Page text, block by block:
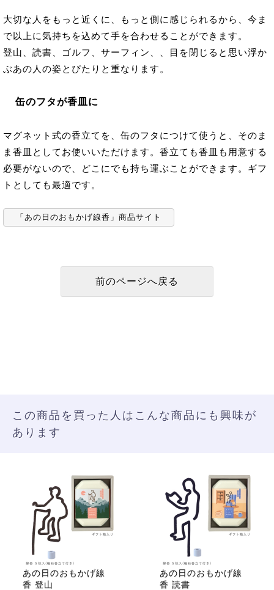
大切な人をもっと近くに、もっと側に感じられるから、今ま
で以上に気持ちを込めて手を合わせることができます。
登山、読書、ゴルフ、サーフィン、、目を閉じると思い浮か
ぶあの人の姿とぴたりと重なります。
缶のフタが香皿に
マグネット式の香立てを、缶のフタにつけて使うと、そのま
ま香皿としてお使いいただけます。香立ても香皿も用意する
必要がないので、どこにでも持ち運ぶことができます。ギフ
トとしても最適です。
「あの日のおもかげ線香」商品サイト
この商品を買った人はこんな商品にも興味が
あります
あの日のおもかげ線
香 登山
あの日のおもかげ線
香 読書